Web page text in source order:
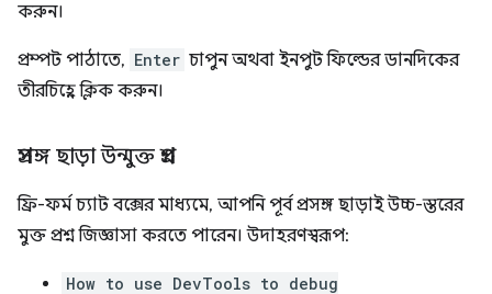
করুন।
প্রম্পট পাঠাতে, Enter চাপুন অথবা ইনপুট ফিল্ডের ডানদিকের
তীরচিহ্নে ক্লিক করুন।
প্রসঙ্গ ছাড়া উন্মুক্ত প্রশ্ন
ফ্রি-ফর্ম চ্যাট বক্সের মাধ্যমে, আপনি পূর্ব প্রসঙ্গ ছাড়াই উচ্চ-স্তরের
মুক্ত প্রশ্ন জিজ্ঞাসা করতে পারেন। উদাহরণস্বরূপ:
How to use DevTools to debug